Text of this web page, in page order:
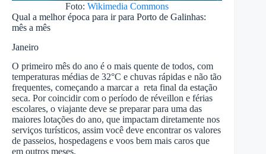
Foto:Wikimedia Commons
Qual a melhor época para ir para Porto de Galinhas:
mês a mês
Janeiro
O primeiro mês do ano é o mais quente de todos, com
temperaturas médias de 32°C e chuvas rápidas e não tão
frequentes, começando a marcar a reta final da estação
seca. Por coincidir com o período de réveillon e férias
escolares, o viajante deve se preparar para uma das
maiores lotações do ano, que impactam diretamente nos
serviços turísticos, assim você deve encontrar os valores
de passeios, hospedagens e voos bem mais caros que
em outros meses.